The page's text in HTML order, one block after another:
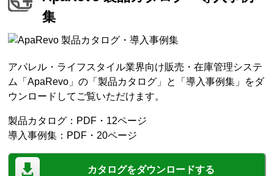
集
アパレル・ライフスタイル業界向け販売・在庫管理システ
ム「ApaRevo」の「製品カタログ」と「導入事例集」をダ
ウンロードしてご覧いただけます。
製品カタログ：PDF・12ページ
導入事例集：PDF・20ページ
カタログをダウンロードする